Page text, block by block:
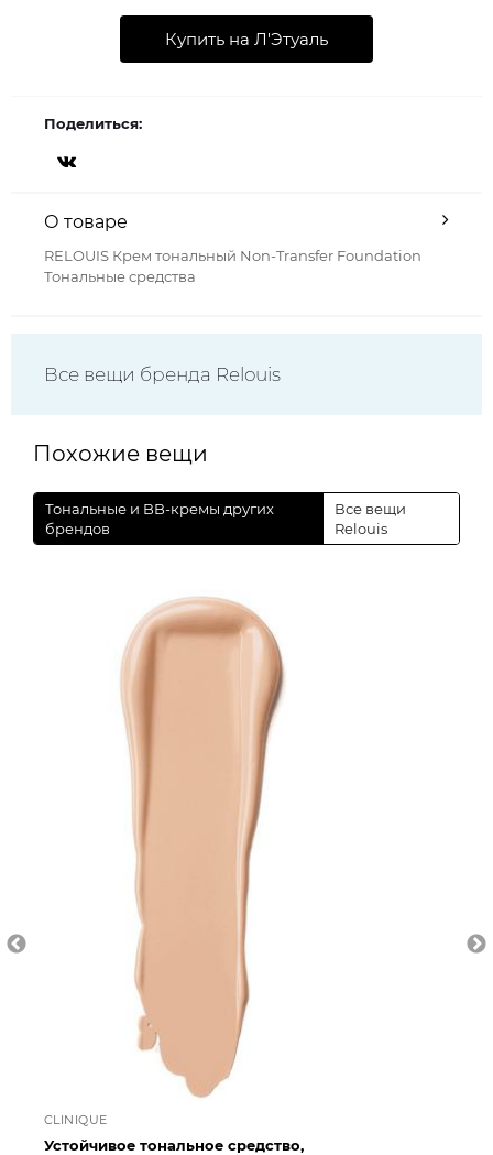
Купить на Л'Этуаль
Поделиться:
О товаре
RELOUIS Крем тональный Non-Transfer Foundation
Тональные средства
Все вещи бренда Relouis
Похожие вещи
Тональные и BB-кремы других
брендов
Все вещи
Relouis
CLINIQUE
Устойчивое тональное средство,